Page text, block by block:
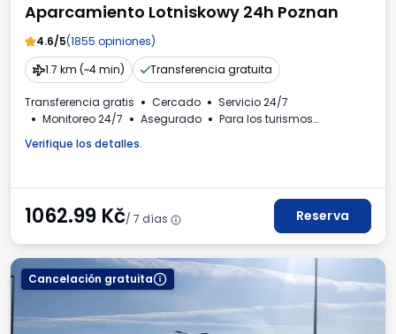
Aparcamiento Lotniskowy 24h Poznan
4.6/5(1855 opiniones)
1.7 km (~4 min)
Transferencia gratuita
Transferencia gratis Cercado
Servicio 24/7
Monitoreo 24/7
Asegurado
Para los turismos
Verifique los detalles.
1062.99 Kč/ 7 días Reserva
Cancelación gratuita